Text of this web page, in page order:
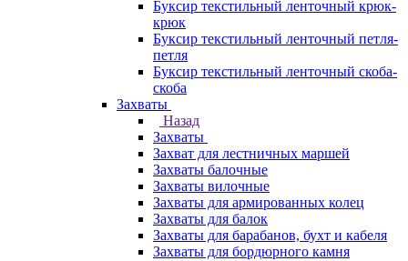
Буксир текстильный ленточный крюк-
крюк
Буксир текстильный ленточный петля-
петля
Буксир текстильный ленточный скоба-
скоба
Захваты
Назад
Захваты
Захват для лестничных маршей
Захваты балочные
Захваты вилочные
Захваты для армированных колец
Захваты для балок
Захваты для барабанов, бухт и кабеля
Захваты для бордюрного камня